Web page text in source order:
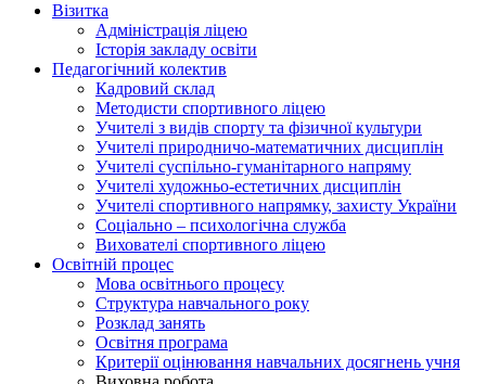
Візитка
Адміністрація ліцею
Історія закладу освіти
Педагогічний колектив
Кадровий склад
Методисти спортивного ліцею
Учителі з видів спорту та фізичної культури
Учителі природничо-математичних дисциплін
Учителі суспільно-гуманітарного напряму
Учителі художньо-естетичних дисциплін
Учителі спортивного напрямку, захисту України
Соціально – психологічна служба
Вихователі спортивного ліцею
Освітній процес
Мова освітнього процесу
Структура навчального року
Розклад занять
Освітня програма
Критерії оцінювання навчальних досягнень учня